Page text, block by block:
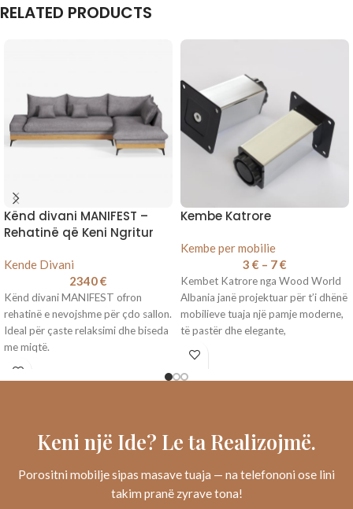
RELATED PRODUCTS
Kënd divani MANIFEST –
Rehatinë që Keni Ngritur
Kende Divani
2340€
Kënd divani MANIFEST ofron
rehatinë e nevojshme për çdo sallon.
Ideal për çaste relaksimi dhe biseda
me miqtë.
Kembe Katrore
Kembe per mobilie
3 € – 7€
Kembet Katrore nga Wood World
Albania janë projektuar për t’i dhënë
mobilieve tuaja një pamje moderne,
të pastër dhe elegante,
Keni një Ide? Le ta Realizojmë.
Porositni mobilje sipas masave tuaja — na telefononi ose lini
takim pranë zyrave tona!